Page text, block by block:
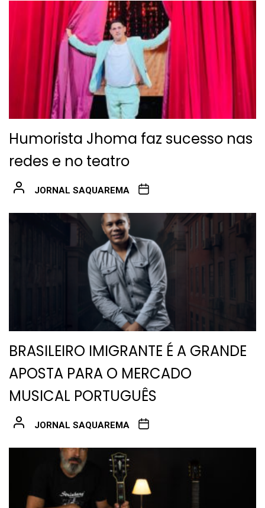
Humorista Jhoma faz sucesso nas
redes e no teatro
JORNAL SAQUAREMA
BRASILEIRO IMIGRANTE É A GRANDE
APOSTA PARA O MERCADO
MUSICAL PORTUGUÊS
JORNAL SAQUAREMA